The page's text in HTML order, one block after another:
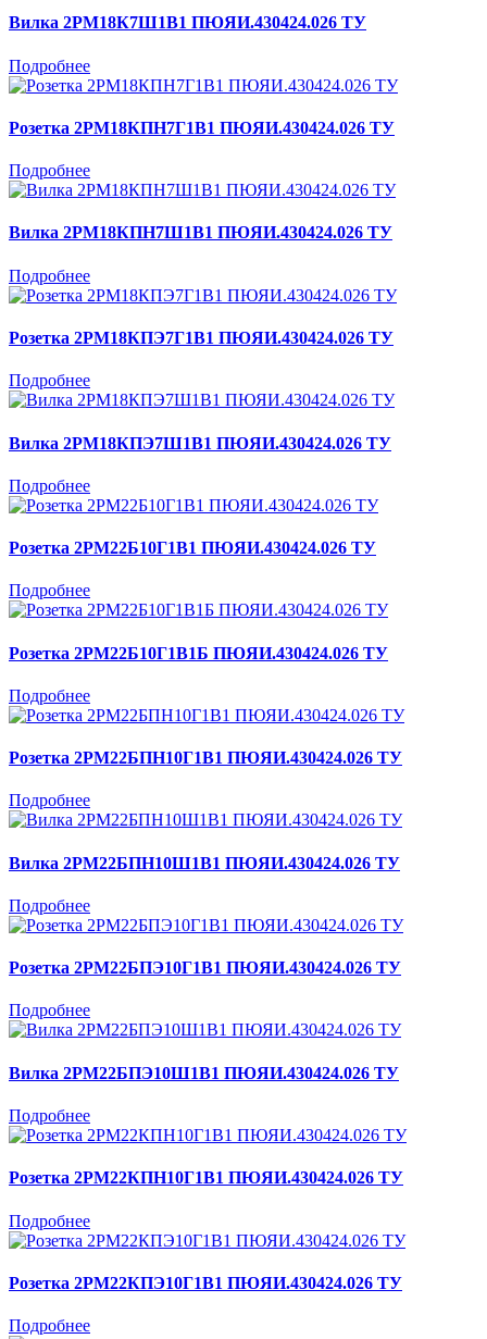
Вилка 2РМ18К7Ш1В1 ПЮЯИ.430424.026 ТУ
Подробнее
Розетка 2РМ18КПН7Г1В1 ПЮЯИ.430424.026 ТУ
Подробнее
Вилка 2РМ18КПН7Ш1В1 ПЮЯИ.430424.026 ТУ
Подробнее
Розетка 2РМ18КПЭ7Г1В1 ПЮЯИ.430424.026 ТУ
Подробнее
Вилка 2РМ18КПЭ7Ш1В1 ПЮЯИ.430424.026 ТУ
Подробнее
Розетка 2РМ22Б10Г1В1 ПЮЯИ.430424.026 ТУ
Подробнее
Розетка 2РМ22Б10Г1В1Б ПЮЯИ.430424.026 ТУ
Подробнее
Розетка 2РМ22БПН10Г1В1 ПЮЯИ.430424.026 ТУ
Подробнее
Вилка 2РМ22БПН10Ш1В1 ПЮЯИ.430424.026 ТУ
Подробнее
Розетка 2РМ22БПЭ10Г1В1 ПЮЯИ.430424.026 ТУ
Подробнее
Вилка 2РМ22БПЭ10Ш1В1 ПЮЯИ.430424.026 ТУ
Подробнее
Розетка 2РМ22КПН10Г1В1 ПЮЯИ.430424.026 ТУ
Подробнее
Розетка 2РМ22КПЭ10Г1В1 ПЮЯИ.430424.026 ТУ
Подробнее